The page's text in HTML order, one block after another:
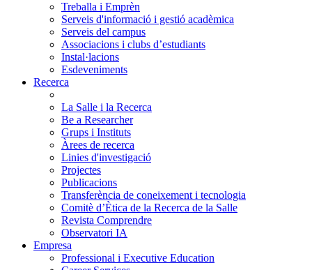
Treballa i Emprèn
Serveis d'informació i gestió acadèmica
Serveis del campus
Associacions i clubs d’estudiants
Instal·lacions
Esdeveniments
Recerca
La Salle i la Recerca
Be a Researcher
Grups i Instituts
Àrees de recerca
Linies d'investigació
Projectes
Publicacions
Transferència de coneixement i tecnologia
Comitè d’Ètica de la Recerca de la Salle
Revista Comprendre
Observatori IA
Empresa
Professional i Executive Education